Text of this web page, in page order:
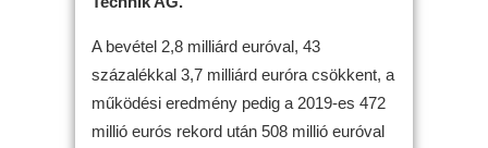
A bevétel 2,8 milliárd euróval, 43
százalékkal 3,7 milliárd euróra csökkent, a
működési eredmény pedig a 2019-es 472
millió eurós rekord után 508 millió euróval